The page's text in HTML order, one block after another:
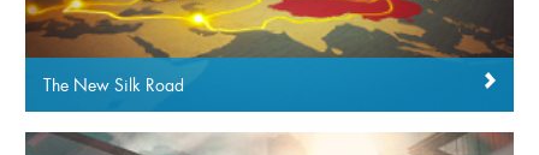
The New Silk Road